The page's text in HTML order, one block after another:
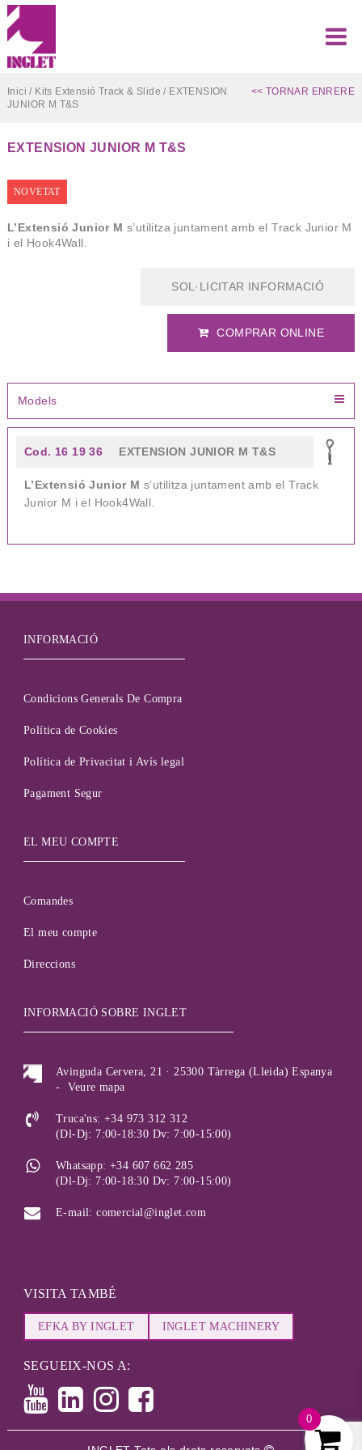
Inici / Kits Extensió Track & Slide / EXTENSION
JUNIOR M T&S
<< TORNAR ENRERE
EXTENSION JUNIOR M T&S
NOVETAT
L’Extensió Junior M s’utilitza juntament amb el Track Junior M
i el Hook4Wall.
SOL·LICITAR INFORMACIÓ
COMPRAR ONLINE
Models
Cod. 16 19 36 EXTENSION JUNIOR M T&S
L’Extensió Junior M s’utilitza juntament amb el Track
Junior M i el Hook4Wall.
INFORMACIÓ
Condicions Generals De Compra
Política de Cookies
Política de Privacitat i Avís legal
Pagament Segur
EL MEU COMPTE
Comandes
El meu compte
Direccions
INFORMACIÓ SOBRE INGLET
Avinguda Cervera, 21 · 25300 Tàrrega (Lleida) Espanya
-
Veure mapa
Truca'ns: +34 973 312 312
(Dl-Dj: 7:00-18:30 Dv: 7:00-15:00)
Whatsapp: +34 607 662 285
(Dl-Dj: 7:00-18:30 Dv: 7:00-15:00)
E-mail: comercial@inglet.com
VISITA TAMBÉ
EFKA BY INGLET INGLET MACHINERY
SEGUEIX-NOS A:
0